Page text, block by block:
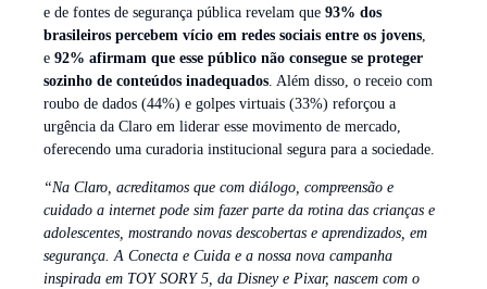
e de fontes de segurança pública revelam que 93% dos
brasileiros percebem vício em redes sociais entre os jovens
e 92% afirmam que esse público não consegue se proteger
sozinho de conteúdos inadequados . Além disso, o receio com
roubo de dados (44%) e golpes virtuais (33%) reforçou a
urgência da Claro em liderar esse movimento de mercado,
oferecendo uma curadoria institucional segura para a sociedade.
“Na Claro, acreditamos que com diálogo, compreensão e
cuidado a internet pode sim fazer parte da rotina das crianças e
adolescentes, mostrando novas descobertas e aprendizados, em
segurança. A Conecta e Cuida e a nossa nova campanha
inspirada em TOY SORY 5, da Disney e Pixar, nascem com o